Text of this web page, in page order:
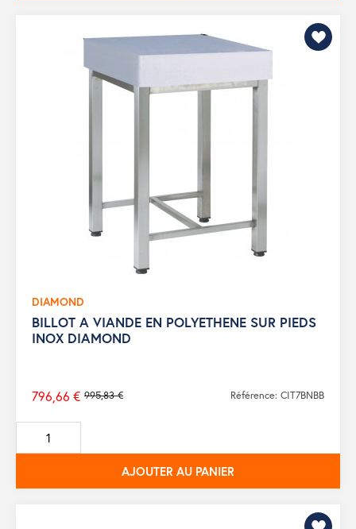
DIAMOND
BILLOT A VIANDE EN POLYETHENE SUR PIEDS
INOX DIAMOND
Prix
de
base
995,83 €
796,66 € Référence: CIT7BNBB
AJOUTER AU PANIER